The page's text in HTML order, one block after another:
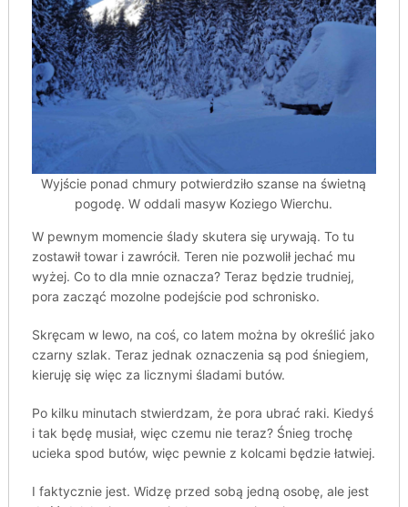
Wyjście ponad chmury potwierdziło szanse na świetną
pogodę. W oddali masyw Koziego Wierchu.
W pewnym momencie ślady skutera się urywają. To tu
zostawił towar i zawrócił. Teren nie pozwolił jechać mu
wyżej. Co to dla mnie oznacza? Teraz będzie trudniej,
pora zacząć mozolne podejście pod schronisko.
Skręcam w lewo, na coś, co latem można by określić jako
czarny szlak. Teraz jednak oznaczenia są pod śniegiem,
kieruję się więc za licznymi śladami butów.
Po kilku minutach stwierdzam, że pora ubrać raki. Kiedyś
i tak będę musiał, więc czemu nie teraz? Śnieg trochę
ucieka spod butów, więc pewnie z kolcami będzie łatwiej.
I faktycznie jest. Widzę przed sobą jedną osobę, ale jest